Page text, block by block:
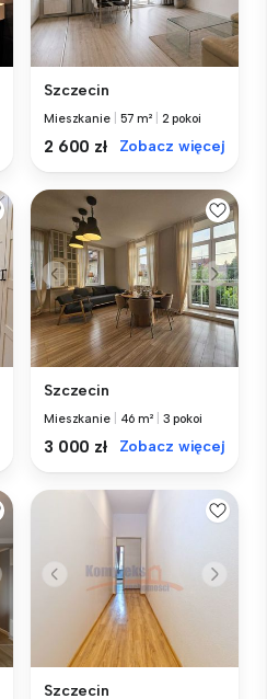
Szczecin
Mieszkanie 57 m² 2 pokoi
2 600 zł Zobacz więcej
Szczecin
Mieszkanie 46 m² 3 pokoi
3 000 zł Zobacz więcej
Szczecin